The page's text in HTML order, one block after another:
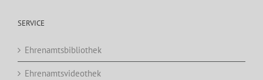
SERVICE
Ehrenamtsbibliothek
Ehrenamtsvideothek